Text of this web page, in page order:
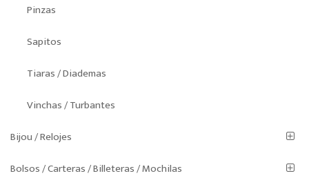
Pinzas
Sapitos
Tiaras / Diademas
Vinchas / Turbantes
Bijou / Relojes
Bolsos / Carteras / Billeteras / Mochilas